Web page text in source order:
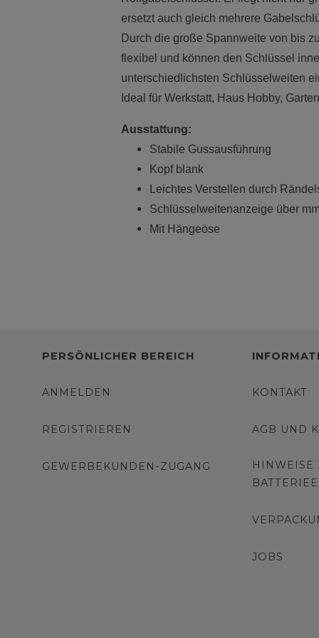
ersetzt auch gleich mehrere
Durch die große Spannweite von bis
flexibel und können den Schlüssel
unterschiedlichsten Schlüsselweiten
Ideal für Werkstatt, Haus Hobby,
Ausstattung:
Stabile Gussausführung
Kopf blank
Leichtes Verstellen durch
Schlüsselweitenanzeige über
Mit Hängeöse
PERSÖNLICHER BEREICH
ANMELDEN
REGISTRIEREN
GEWERBEKUNDEN-ZUGANG
KONTAKT
AGB UND
HINWEISE
JOBS